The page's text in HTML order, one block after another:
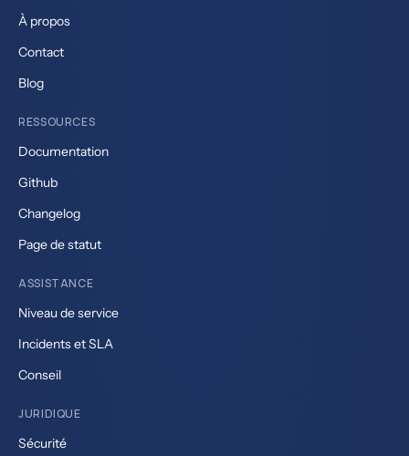
À propos
Contact
Blog
RESSOURCES
Documentation
Github
Changelog
Page de statut
ASSISTANCE
Niveau de service
Incidents et SLA
Conseil
JURIDIQUE
Sécurité